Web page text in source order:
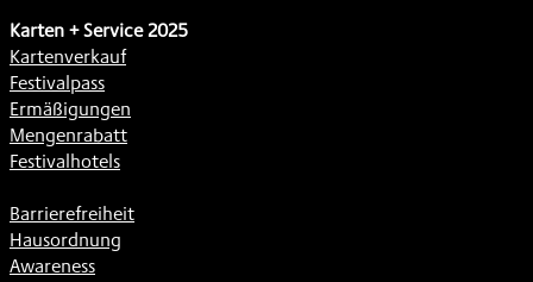
Karten + Service 2025
Kartenverkauf
Festivalpass
Ermäßigungen
Mengenrabatt
Festivalhotels
Barrierefreiheit
Hausordnung
Awareness